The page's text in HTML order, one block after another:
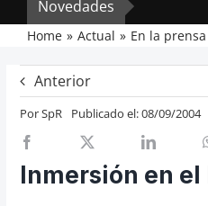
Actual
Artículos
Previos de ópera
Entrevistas
Recomendación
Novedades
Home Actual En la prensa
Anterior
PorSpR Publicado el: 08/09/2004
Inmersión en el